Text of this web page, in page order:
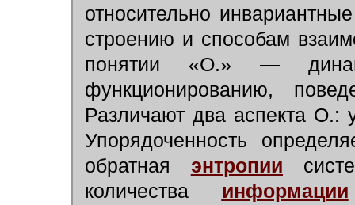
относительно
строению и способам
понятии «О.» —
функционированию,
Различают два аспекта О.:
Упорядоченность
обратная энтропии
количества информации